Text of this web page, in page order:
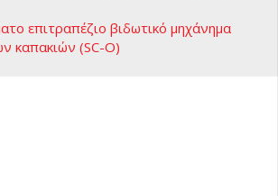
επιτραπέζιο βιδωτικό μηχάνημα
καπακιών (SC-O)